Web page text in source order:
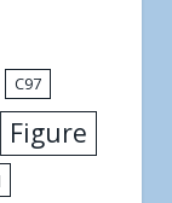
C97
Figure